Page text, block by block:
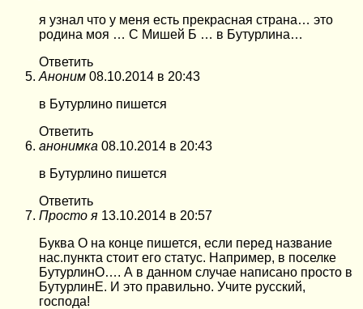
я узнал что у меня есть прекрасная страна… это
родина моя … С Мишей Б … в Бутурлина…
Ответить
Аноним 08.10.2014 в 20:43
в Бутурлино пишется
Ответить
анонимка 08.10.2014 в 20:43
в Бутурлино пишется
Ответить
Просто я 13.10.2014 в 20:57
Буква О на конце пишется, если перед название
нас.пункта стоит его статус. Например, в поселке
БутурлинО…. А в данном случае написано просто в
БутурлинЕ. И это правильно. Учите русский,
господа!